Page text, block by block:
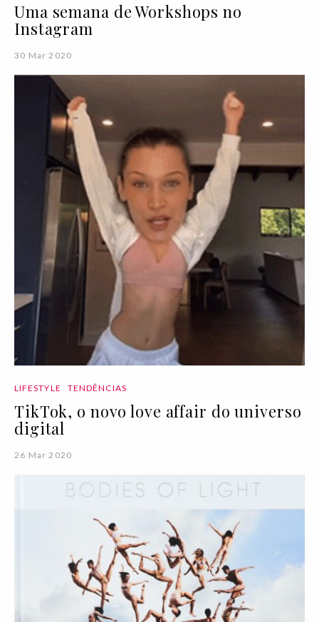
Uma semana de Workshops no
Instagram
30 Mar 2020
LIFESTYLE TENDÊNCIAS
TikTok, o novo love affair do universo
digital
26 Mar 2020